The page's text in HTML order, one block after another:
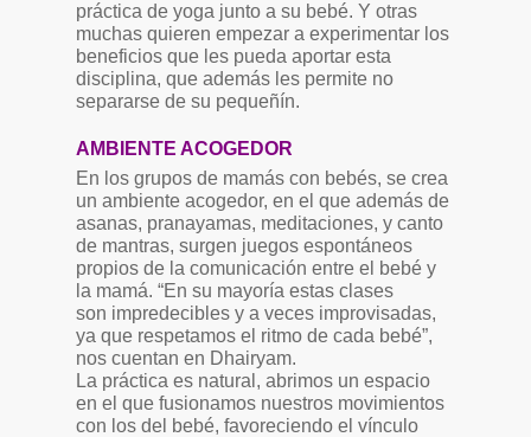
práctica de yoga junto a su bebé. Y otras
muchas quieren empezar a experimentar los
beneficios que les pueda aportar esta
disciplina, que además les permite no
separarse de su pequeñín.
AMBIENTE ACOGEDOR
En los grupos de mamás con bebés, se crea
un ambiente acogedor, en el que además de
asanas, pranayamas, meditaciones, y canto
de mantras, surgen juegos espontáneos
propios de la comunicación entre el bebé y
la mamá. “En su mayoría estas clases
son impredecibles y a veces improvisadas,
ya que respetamos el ritmo de cada bebé”,
nos cuentan en Dhairyam.
La práctica es natural, abrimos un espacio
en el que fusionamos nuestros movimientos
con los del bebé, favoreciendo el vínculo